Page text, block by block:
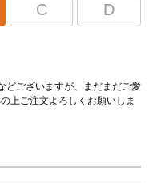
C D
どございますが、まだまだご愛
上ご注文よろしくお願いしま